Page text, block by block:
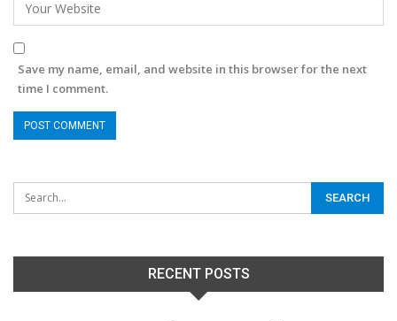
Save my name, email, and website in this browser for the next
time I comment.
RECENT POSTS